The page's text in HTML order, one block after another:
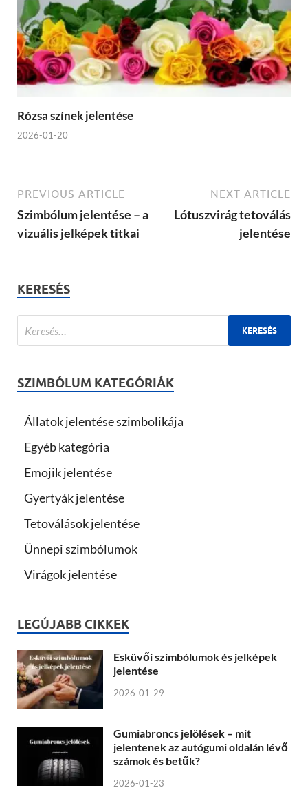
Rózsa színek jelentése
2026-01-20
PREVIOUS ARTICLE
Szimbólum jelentése – a
vizuális jelképek titkai
NEXT ARTICLE
Lótuszvirág tetoválás
jelentése
KERESÉS
SZIMBÓLUM KATEGÓRIÁK
Állatok jelentése szimbolikája
Egyéb kategória
Emojik jelentése
Gyertyák jelentése
Tetoválások jelentése
Ünnepi szimbólumok
Virágok jelentése
LEGÚJABB CIKKEK
Esküvői szimbólumok és jelképek
jelentése
2026-01-29
Gumiabroncs jelölések – mit
jelentenek az autógumi oldalán lévő
számok és betűk?
2026-01-23